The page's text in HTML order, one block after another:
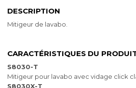
DESCRIPTION
Mitigeur de lavabo.
CARACTÉRISTIQUES DU
S8030-T
Mitigeur pour lavabo avec vidage click
S8030X-T